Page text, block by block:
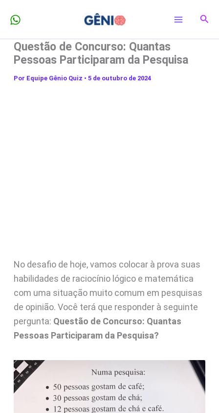
para
conteúdo
Questão de Concurso: Quantas
Pessoas Participaram da Pesquisa
Por Equipe Gênio Quiz • 5 de outubro de 2024
No desafio de hoje, vamos colocar à prova suas
habilidades de raciocínio lógico e matemática
com uma situação muito comum em pesquisas
de opinião. Você terá que responder à seguinte
pergunta: Questão de Concurso: Quantas
Pessoas Participaram da Pesquisa?